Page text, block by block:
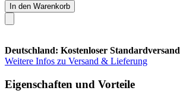
In den Warenkorb
Deutschland: Kostenloser Standardversand
Weitere Infos zu Versand & Lieferung
Eigenschaften und Vorteile